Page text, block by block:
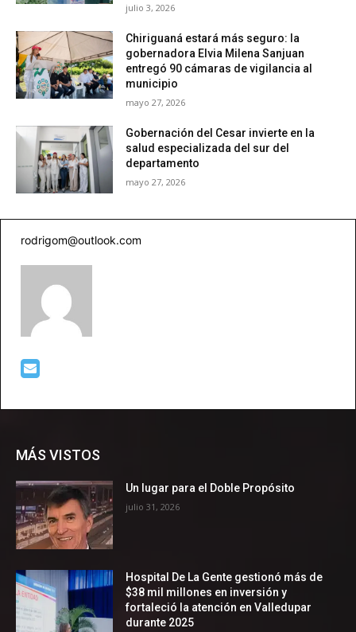
julio 3, 2026
Chiriguaná estará más seguro: la
gobernadora Elvia Milena Sanjuan
entregó 90 cámaras de vigilancia al
municipio
mayo 27, 2026
Gobernación del Cesar invierte en la
salud especializada del sur del
departamento
mayo 27, 2026
rodrigom@outlook.com
MÁS VISTOS
Un lugar para el Doble Propósito
julio 31, 2026
Hospital De La Gente gestionó más de
$38 mil millones en inversión y
fortaleció la atención en Valledupar
durante 2025